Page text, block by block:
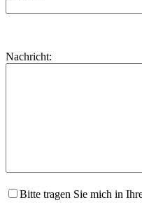
dieses
lasse
Nachricht:
Bitte tragen Sie mich in